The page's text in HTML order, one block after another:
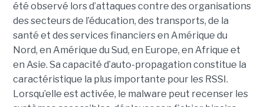
été observé lors d’attaques contre des organisations
des secteurs de l’éducation, des transports, de la
santé et des services financiers en Amérique du
Nord, en Amérique du Sud, en Europe, en Afrique et
en Asie. Sa capacité d’auto-propagation constitue la
caractéristique la plus importante pour les RSSI.
Lorsqu’elle est activée, le malware peut recenser les